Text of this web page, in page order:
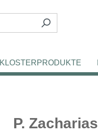
KLOSTERPRODUKTE
P.